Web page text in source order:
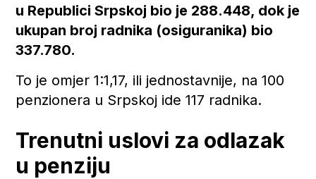
u Republici Srpskoj bio je 288.448, dok je
ukupan broj radnika (osiguranika) bio
337.780.
To je omjer 1:1,17, ili jednostavnije, na 100
penzionera u Srpskoj ide 117 radnika.
Trenutni uslovi za odlazak
u penziju